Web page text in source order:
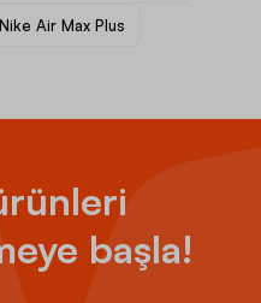
Nike Air Max Plus
başla!